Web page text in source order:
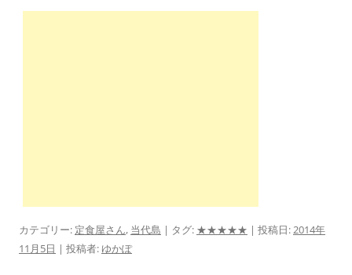
カテゴリー: 定食屋さん, 当代島 | タグ: ★★★★★ | 投稿日:2014年
11月5日 | 投稿者: ゆかぽ